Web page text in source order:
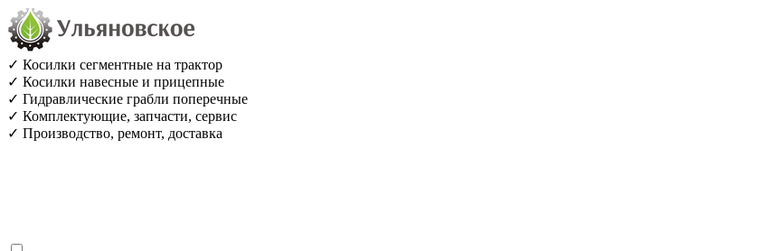
✓ Косилки сегментные на трактор
✓ Косилки навесные и прицепные
✓ Гидравлические грабли поперечные
✓ Комплектующие, запчасти, сервис
✓ Производство, ремонт, доставка